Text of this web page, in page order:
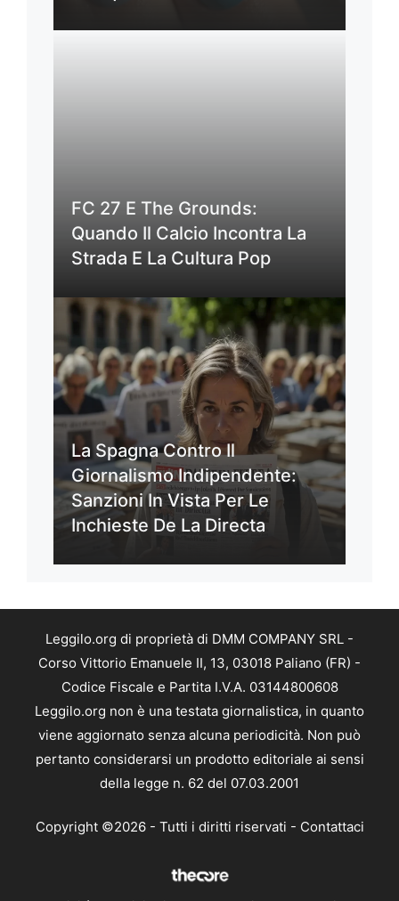
FC 27 E The Grounds:
Quando Il Calcio Incontra La
Strada E La Cultura Pop
La Spagna Contro Il
Giornalismo Indipendente:
Sanzioni In Vista Per Le
Inchieste De La Directa
Leggilo.org di proprietà di DMM COMPANY SRL -
Corso Vittorio Emanuele II, 13, 03018 Paliano (FR) -
Codice Fiscale e Partita I.V.A. 03144800608
Leggilo.org non è una testata giornalistica, in quanto
viene aggiornato senza alcuna periodicità. Non può
pertanto considerarsi un prodotto editoriale ai sensi
della legge n. 62 del 07.03.2001
Copyright ©2026 - Tutti i diritti riservati - Contattaci